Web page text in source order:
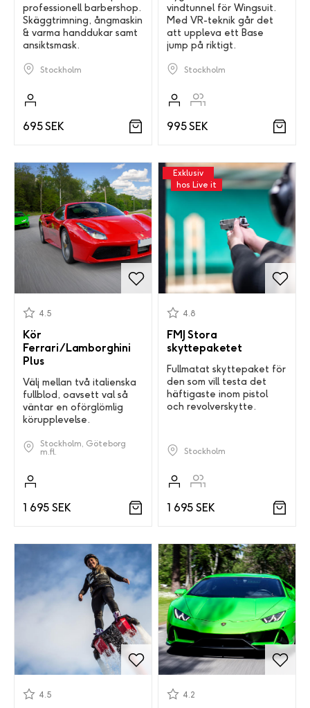
professionell barbershop.
Skäggtrimning, ångmaskin
& varma handdukar samt
ansiktsmask.
Stockholm
695 SEK
vindtunnel för Wingsuit.
Med VR-teknik går det
att uppleva ett Base
jump på riktigt.
Stockholm
995 SEK
Kör
Ferrari/Lamborghini
Plus
4.5
Välj mellan två italienska
fullblod, oavsett val så
väntar en oförglömlig
körupplevelse.
Stockholm, Göteborg
m.fl.
1 695 SEK
Exklusiv
hos Live it
FMJ Stora
skyttepaketet
4.8
Fullmatat skyttepaket för
den som vill testa det
häftigaste inom pistol
och revolverskytte.
Stockholm
1 695 SEK
4.5 4.2